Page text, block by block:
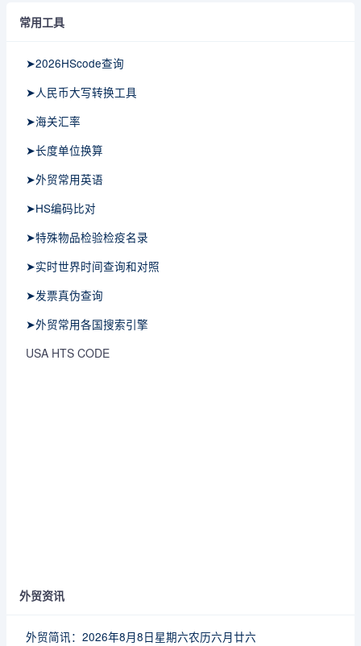
常用工具
➤2026HScode查询
➤人民币大写转换工具
➤海关汇率
➤长度单位换算
➤外贸常用英语
➤HS编码比对
➤特殊物品检验检疫名录
➤实时世界时间查询和对照
➤发票真伪查询
➤外贸常用各国搜索引擎
USA HTS CODE
外贸资讯
外贸简讯：2026年8月8日星期六农历六月廿六